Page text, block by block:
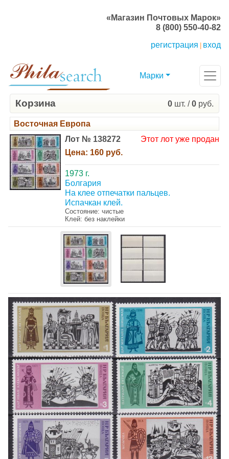
«Магазин Почтовых Марок»
8 (800) 550-40-82
регистрация
вход
Марки
Корзина 0 шт. /0 руб.
Восточная Европа
Лот № 138272
Цена: 160 руб.
Этот лот уже продан
1973 г.
Болгария
На клее отпечатки пальцев.
Испачкан клей.
Состояние: чистые
Клей: без наклейки